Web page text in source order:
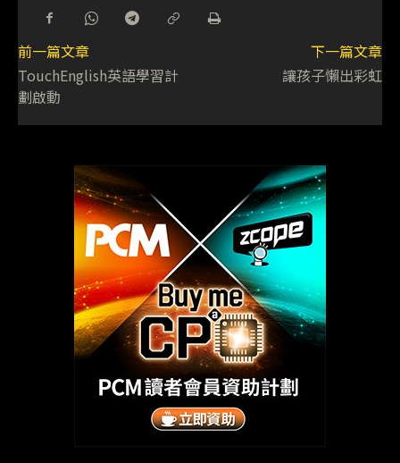
前一篇文章
TouchEnglish英語學習計
劃啟動
下一篇文章
讓孩子懶出彩虹